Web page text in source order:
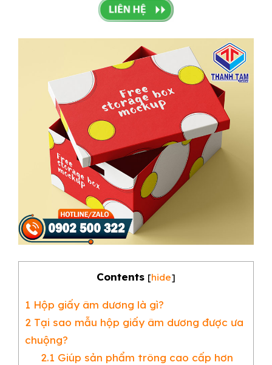
Contents [hide]
1 Hộp giấy âm dương là gì?
2 Tại sao mẫu hộp giấy âm dương được ưa
chuộng?
2.1 Giúp sản phẩm trông cao cấp hơn